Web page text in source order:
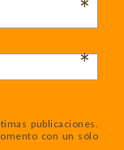
*
*
publicaciones.
con un sólo